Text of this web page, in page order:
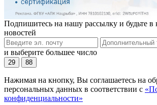
Подпишитесь на нашу рассылку и будьте в
новостей
и выберите большее число
29 88
Нажимая на кнопку, Вы соглашаетесь на
персональных данных в соответствии с
конфиденциальности»